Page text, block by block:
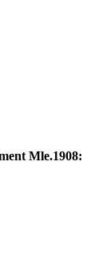
Mle.1908: